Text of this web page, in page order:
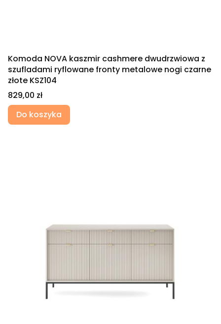
Komoda NOVA kaszmir cashmere dwudrzwiowa z
szufladami ryflowane fronty metalowe nogi czarne
złote KSZ104
Cena
829,00 zł
Do koszyka